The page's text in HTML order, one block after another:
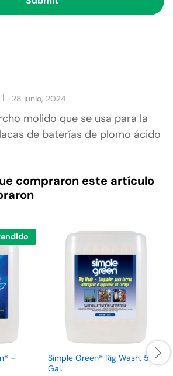
28 junio, 2024
molido que se usa para la
de baterías de plomo ácido
compraron este artículo
–
Simple Green® Rig Wash. 5
Gal.